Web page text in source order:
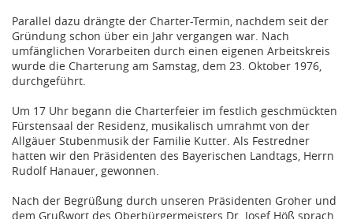
Parallel dazu drängte der Charter-Termin, nachdem seit der
Gründung schon über ein Jahr vergangen war. Nach
umfänglichen Vorarbeiten durch einen eigenen Arbeitskreis
wurde die Charterung am Samstag, dem 23. Oktober 1976,
durchgeführt.
Um 17 Uhr begann die Charterfeier im festlich geschmückten
Fürstensaal der Residenz, musikalisch umrahmt von der
Allgäuer Stubenmusik der Familie Kutter. Als Festredner
hatten wir den Präsidenten des Bayerischen Landtags, Herrn
Rudolf Hanauer, gewonnen.
Nach der Begrüßung durch unseren Präsidenten Groher und
dem Grußwort des Oberbürgermeisters Dr. Josef Höß sprach